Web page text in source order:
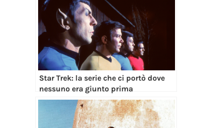
Star Trek: la serie che ci portò dove
nessuno era giunto prima